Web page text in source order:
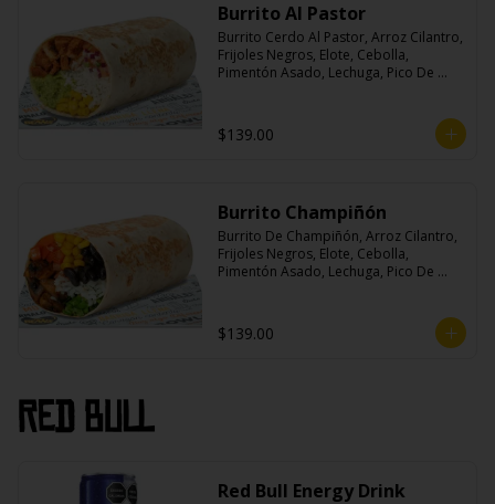
Burrito Al Pastor
Burrito Cerdo Al Pastor, Arroz Cilantro,
Frijoles Negros, Elote, Cebolla,
Pimentón Asado, Lechuga, Pico De
$139.00
Burrito Champiñón
Burrito De Champiñón, Arroz Cilantro,
Frijoles Negros, Elote, Cebolla,
Pimentón Asado, Lechuga, Pico De
$139.00
Red Bull
Red Bull Energy Drink